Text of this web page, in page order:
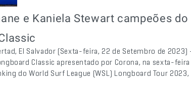
e Kaniela Stewart campeões
El Salvador (Sexta-feira, 22 de Setembro de
Classic apresentado por Corona, na sexta-
do World Surf League (WSL) Longboard Tour